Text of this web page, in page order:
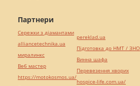
Партнери
Сережки з діамантами
alliancetechnika.ua
миралинкс
Веб мастер
https://motokosmos.ua/
pereklad.ua
Підготовка до НМТ / ЗНО
Винна шафа
Перевезення хворих
hospice-life.com.ua/